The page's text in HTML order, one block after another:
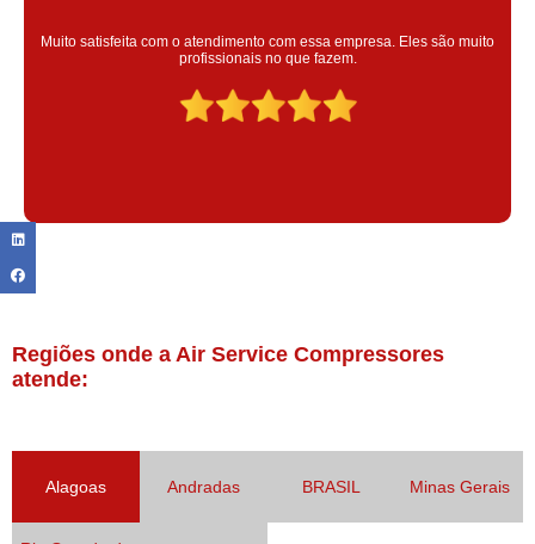
Super satisfeita com o serviço prestado, atendimento muito bom!
colaoradores educado e transparente, destaque para o colaborador
Claudinei excelente profissional!
Regiões onde a Air Service Compressores
atende:
Alagoas Andradas BRASIL Minas Gerais